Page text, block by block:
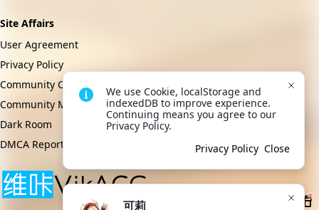
Site Affairs
User Agreement
Privacy Policy
Community Convention
Community Management Regulations
Dark Room
DMCA Report
We use Cookie, localStorage and
indexedDB to improve experience.
Continuing means you agree to our
Privacy Policy.
Privacy Policy Close
可莉